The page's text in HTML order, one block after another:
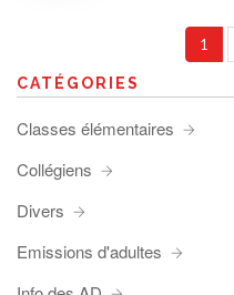
1
CATÉGORIES
Classes élémentaires
Collégiens
Divers
Emissions d'adultes